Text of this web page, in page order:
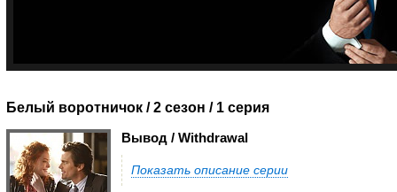
Белый воротничок / 2 сезон / 1 серия
Вывод / Withdrawal
Показать описание серии